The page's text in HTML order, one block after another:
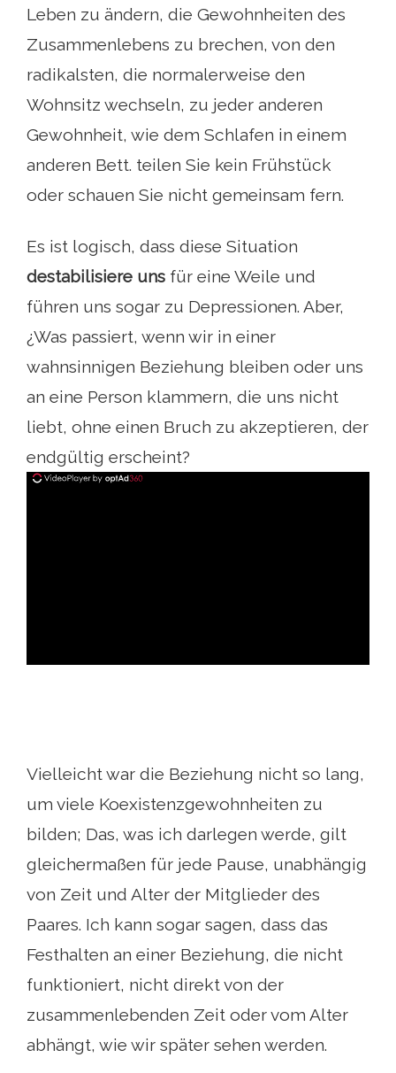
Leben zu ändern, die Gewohnheiten des
Zusammenlebens zu brechen, von den
radikalsten, die normalerweise den
Wohnsitz wechseln, zu jeder anderen
Gewohnheit, wie dem Schlafen in einem
anderen Bett. teilen Sie kein Frühstück
oder schauen Sie nicht gemeinsam fern.
Es ist logisch, dass diese Situation
destabilisiere uns für eine Weile und
führen uns sogar zu Depressionen. Aber,
¿Was passiert, wenn wir in einer
wahnsinnigen Beziehung bleiben oder uns
an eine Person klammern, die uns nicht
liebt, ohne einen Bruch zu akzeptieren, der
endgültig erscheint?
Vielleicht war die Beziehung nicht so lang,
um viele Koexistenzgewohnheiten zu
bilden; Das, was ich darlegen werde, gilt
gleichermaßen für jede Pause, unabhängig
von Zeit und Alter der Mitglieder des
Paares. Ich kann sogar sagen, dass das
Festhalten an einer Beziehung, die nicht
funktioniert, nicht direkt von der
zusammenlebenden Zeit oder vom Alter
abhängt, wie wir später sehen werden.